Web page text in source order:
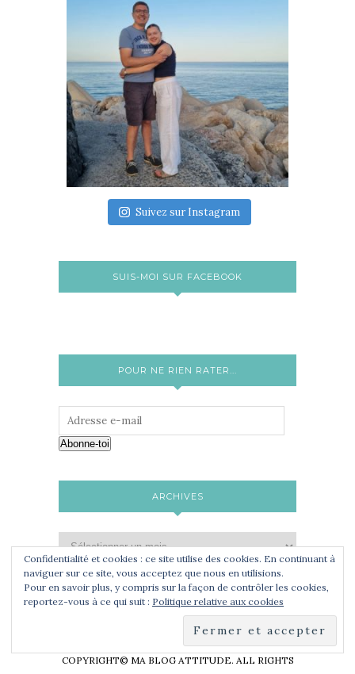
Suivez sur Instagram
SUIS-MOI SUR FACEBOOK
POUR NE RIEN RATER...
Abonne-toi
ARCHIVES
COPYRIGHT© MA BLOG ATTITUDE. ALL RIGHTS
Confidentialité et cookies : ce site utilise des cookies. En continuant à
naviguer sur ce site, vous acceptez que nous en utilisions.
Pour en savoir plus, y compris sur la façon de contrôler les cookies,
reportez-vous à ce qui suit : Politique relative aux cookies